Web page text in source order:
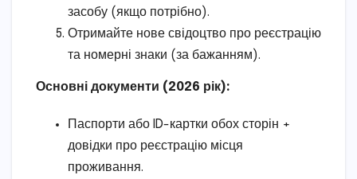
засобу (якщо потрібно).
Отримайте нове свідоцтво про реєстрацію
та номерні знаки (за бажанням).
Основні документи (2026 рік):
Паспорти або ID-картки обох сторін +
довідки про реєстрацію місця
проживання.